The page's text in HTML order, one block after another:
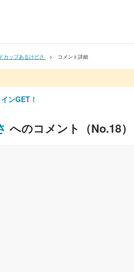
カップあるけどさ コメント詳細
ンGET！
へのコメント（No.18）